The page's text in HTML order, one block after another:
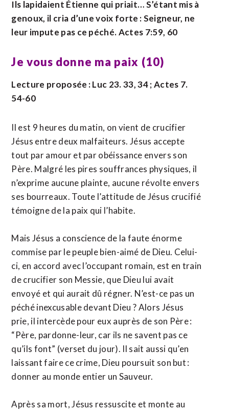
Ils lapidaient Étienne qui priait… S’étant mis à
genoux, il cria d’une voix forte : Seigneur, ne
leur impute pas ce péché. Actes 7:59, 60
Je vous donne ma paix (10)
Lecture proposée : Luc 23. 33, 34 ; Actes 7.
54-60
Il est 9 heures du matin, on vient de crucifier
Jésus entre deux malfaiteurs. Jésus accepte
tout par amour et par obéissance envers son
Père. Malgré les pires souffrances physiques, il
n’exprime aucune plainte, aucune révolte envers
ses bourreaux. Toute l’attitude de Jésus crucifié
témoigne de la paix qui l’habite.
Mais Jésus a conscience de la faute énorme
commise par le peuple bien-aimé de Dieu. Celui-
ci, en accord avec l’occupant romain, est en train
de crucifier son Messie, que Dieu lui avait
envoyé et qui aurait dû régner. N’est-ce pas un
péché inexcusable devant Dieu ? Alors Jésus
prie, il intercède pour eux auprès de son Père :
“Père, pardonne-leur, car ils ne savent pas ce
qu’ils font” (verset du jour). Il sait aussi qu’en
laissant faire ce crime, Dieu poursuit son but :
donner au monde entier un Sauveur.
Après sa mort, Jésus ressuscite et monte au